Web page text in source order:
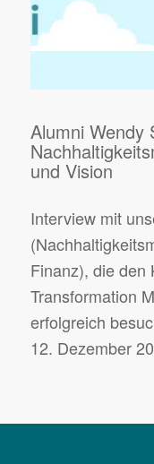
Alumni Wendy
und Vision
Interview mit
Finanz), die den
Transformation
erfolgreich
12. Dezember